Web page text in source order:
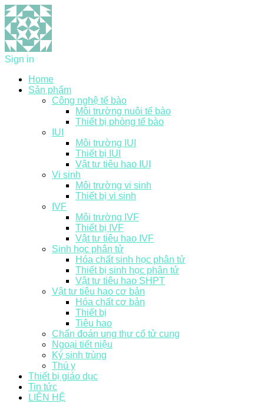
Sign in
Home
Sản phẩm
Công nghệ tế bào
Môi trường nuôi tế bào
Thiết bị phòng tế bào
IUI
Môi trường IUI
Thiết bị IUI
Vật tư tiêu hao IUI
Vi sinh
Môi trường vi sinh
Thiết bị vi sinh
IVF
Môi trường IVF
Thiết bị IVF
Vật tư tiêu hao IVF
Sinh học phân tử
Hóa chất sinh học phân tử
Thiết bị sinh học phân tử
Vật tư tiêu hao SHPT
Vật tư tiêu hao cơ bản
Hóa chất cơ bản
Thiết bị
Tiêu hao
Chẩn đoán ung thư cổ tử cung
Ngoại tiết niệu
Ký sinh trùng
Thú y
Thiết bị giáo dục
Tin tức
LIÊN HỆ